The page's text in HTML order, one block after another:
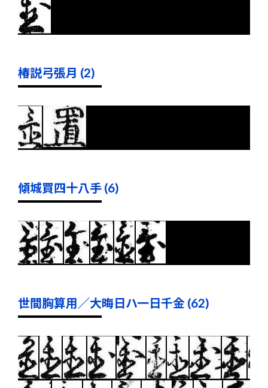
椿説弓張月 (2)
傾城買四十八手 (6)
世間胸算用／大晦日ハ一日千金 (62)